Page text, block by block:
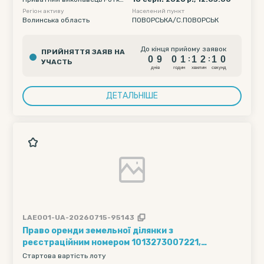
Волинська область, Ковельський район,
Козлиничівська сільська рада, на підставі
договору оренди землі № б/н від 25.10.2021 р.,
інформація...
вич Ірина Вікторівна
Регіон активу
Волинська область
Населений пункт
ПОВОРСЬКА/С.ПОВОРСЬК
ПРИЙНЯТТЯ ЗАЯВ НА
УЧАСТЬ
До кінця прийому заявок
0
0
9
9
днiв
0
0
1
1
годин
:
1
1
2
2
хвилин
: 0
1
9
0
секунд
ДЕТАЛЬНІШЕ
LAE001-UA-20260715-95143
Право оренди земельної ділянки з
реєстраційним номером 1013273007221,
кадастровий номер 0722183200:05:004:0661,
Стартова вартість лоту